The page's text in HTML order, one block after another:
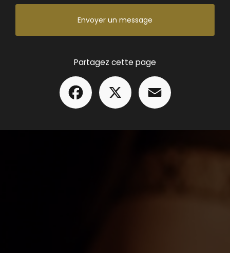
Envoyer un message
Partagez cette page
Facebook